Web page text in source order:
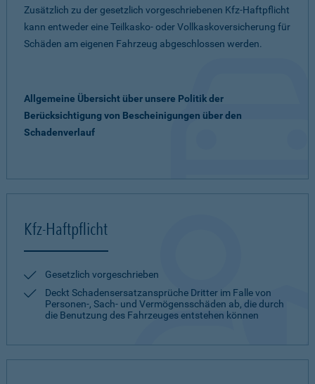
Zusätzlich zu der gesetzlich vorgeschriebenen Kfz-Haftpflicht
kann entweder eine Teilkasko- oder Vollkaskoversicherung für
Schäden am eigenen Fahrzeug abgeschlossen werden.
Allgemeine Übersicht über unsere Politik der
Berücksichtigung von Bescheinigungen über den
Schadenverlauf
Kfz-Haftpflicht
Gesetzlich vorgeschrieben
Deckt Schadensersatzansprüche Dritter im Falle von
Personen-, Sach- und Vermögensschäden ab, die durch
die Benutzung des Fahrzeuges entstehen können